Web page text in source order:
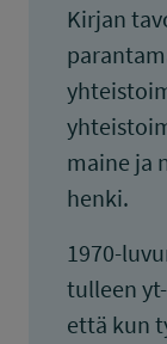
Kirjan
maine ja
henki.
1970-
tulleen
että kun